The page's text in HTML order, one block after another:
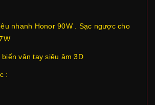
nhanh Honor 90W . Sạc ngược cho
biến vân tay siêu âm 3D
: